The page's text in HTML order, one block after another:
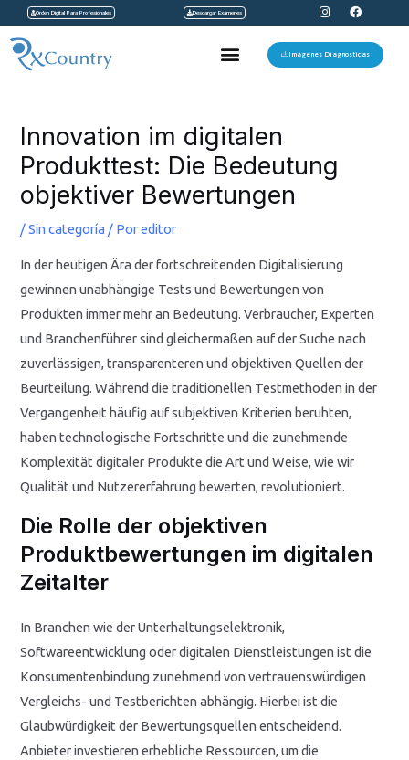
contenido
Orden Digital Para Profesionales Descargar Exámenes
I
n
s
t
a
F
a
c
e
b
Menu Imágenes Diagnosticas
Innovation im digitalen
Produkttest: Die Bedeutung
objektiver Bewertungen
/Sin categoría / Poreditor
In der heutigen Ära der fortschreitenden Digitalisierung
gewinnen unabhängige Tests und Bewertungen von
Produkten immer mehr an Bedeutung. Verbraucher, Experten
und Branchenführer sind gleichermaßen auf der Suche nach
zuverlässigen, transparenteren und objektiven Quellen der
Beurteilung. Während die traditionellen Testmethoden in der
Vergangenheit häufig auf subjektiven Kriterien beruhten,
haben technologische Fortschritte und die zunehmende
Komplexität digitaler Produkte die Art und Weise, wie wir
Qualität und Nutzererfahrung bewerten, revolutioniert.
Die Rolle der objektiven
Produktbewertungen im digitalen
Zeitalter
In Branchen wie der Unterhaltungselektronik,
Softwareentwicklung oder digitalen Dienstleistungen ist die
Konsumentenbindung zunehmend von vertrauenswürdigen
Vergleichs- und Testberichten abhängig. Hierbei ist die
Glaubwürdigkeit der Bewertungsquellen entscheidend.
Anbieter investieren erhebliche Ressourcen, um die
entradas